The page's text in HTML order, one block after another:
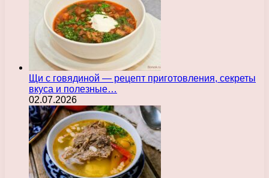
Щи с говядиной — рецепт приготовления, секреты
вкуса и полезные…
02.07.2026